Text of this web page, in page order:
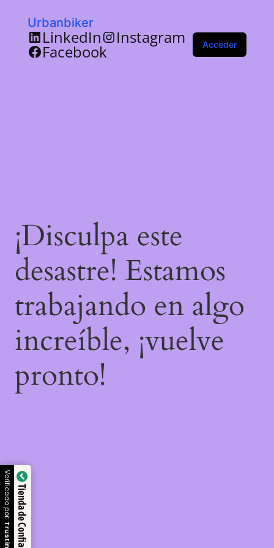
Urbanbiker
LinkedIn Instagram
Facebook Acceder
¡Disculpa este
desastre! Estamos
trabajando en algo
increíble, ¡vuelve
pronto!
Tienda de Confianza
Verificado por: